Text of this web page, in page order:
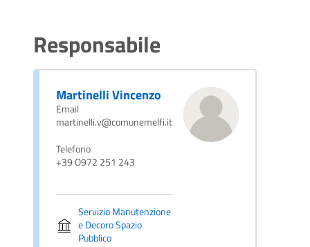
Responsabile
Martinelli Vincenzo
Email
martinelli.v@comunemelfi.it
Telefono
+39 O972 251 243
Servizio Manutenzione
e Decoro Spazio
Pubblico